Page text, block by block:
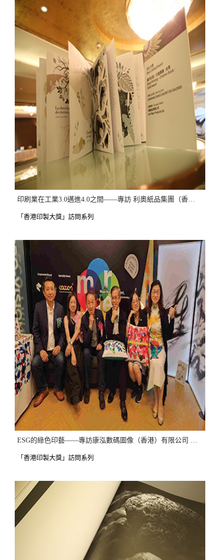
印刷業在工業3.0邁進4.0之間——專訪 利奧紙品集團（香港）有限公司
「香港印製大獎」訪問系列
ESG的綠色印藝——專訪康泓數碼圖像（香港）有限公司 與 COCOON PLUS (ASIA) Ltd.
「香港印製大獎」訪問系列